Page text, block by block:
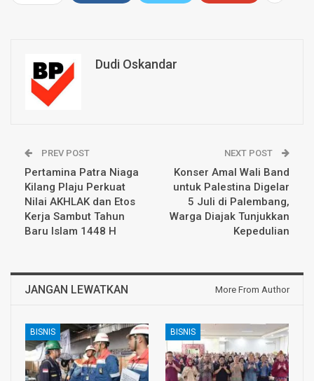
Dudi Oskandar
PREV POST
Pertamina Patra Niaga
Kilang Plaju Perkuat
Nilai AKHLAK dan Etos
Kerja Sambut Tahun
Baru Islam 1448 H
NEXT POST
Konser Amal Wali Band
untuk Palestina Digelar
5 Juli di Palembang,
Warga Diajak Tunjukkan
Kepedulian
JANGAN LEWATKAN More From Author
BISNIS BISNIS